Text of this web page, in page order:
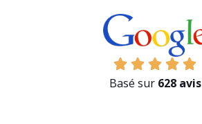
Basé sur 628 avis